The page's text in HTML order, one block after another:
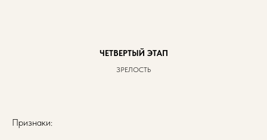
ЧЕТВЕРТЫЙ ЭТАП
ЗРЕЛОСТЬ
Признаки: